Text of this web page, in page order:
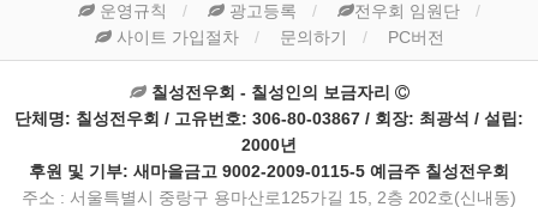
운영규칙
광고등록
전우회 임원단
사이트 가입절차
문의하기 PC버전
칠성전우회 - 칠성인의 보금자리
단체명: 칠성전우회 / 고유번호: 306-80-03867 / 회장: 최광석 / 설립:
2000년
후원 및 기부: 새마을금고 9002-2009-0115-5 예금주 칠성전우회
주소 : 서울특별시 중랑구 용마산로125가길 15, 2층 202호(신내동)